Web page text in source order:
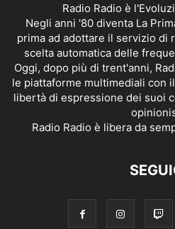
Radio Radio è
Negli anni '80 diventa La
prima ad adottare il servizio di
scelta automatica delle
Oggi, dopo più di trent'anni,
le piattaforme multimediali con
libertà di espressione dei suoi
Radio Radio è libera da